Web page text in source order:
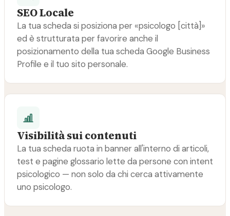
SEO Locale
La tua scheda si posiziona per «psicologo [città]»
ed è strutturata per favorire anche il
posizionamento della tua scheda Google Business
Profile e il tuo sito personale.
Visibilità sui contenuti
La tua scheda ruota in banner all'interno di articoli,
test e pagine glossario lette da persone con intent
psicologico — non solo da chi cerca attivamente
uno psicologo.